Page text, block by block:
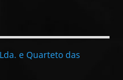
e Quarteto das